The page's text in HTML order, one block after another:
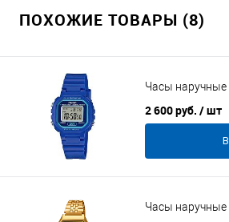
ПОХОЖИЕ ТОВАРЫ (8)
Часы наручные
2 600 руб. / шт
Часы наручные